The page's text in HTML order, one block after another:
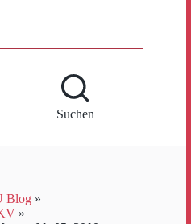
Suchen
Blog »
»